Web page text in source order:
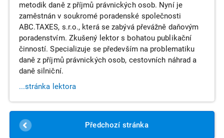
metodik daně z příjmů právnických osob. Nyní je
zaměstnán v soukromé poradenské společnosti
ABC.TAXES, s.r.o., která se zabývá převážně daňovým
poradenstvím. Zkušený lektor s bohatou publikační
činností. Specializuje se především na problematiku
daně z příjmů právnických osob, cestovních náhrad a
daně silniční.
...stránka lektora
Předchozístránka